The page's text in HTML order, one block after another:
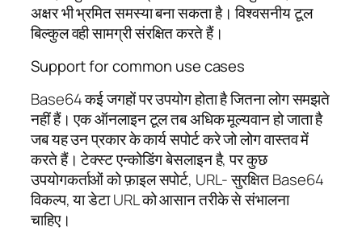
अक्षर भी भ्रमित समस्या बना सकता है। विश्वसनीय टूल
बिल्कुल वही सामग्री संरक्षित करते हैं।
Support for common use cases
Base64 कई जगहों पर उपयोग होता है जितना लोग समझते
नहीं हैं। एक ऑनलाइन टूल तब अधिक मूल्यवान हो जाता है
जब यह उन प्रकार के कार्य सपोर्ट करे जो लोग वास्तव में
करते हैं। टेक्स्ट एन्कोडिंग बेसलाइन है, पर कुछ
उपयोगकर्ताओं को फ़ाइल सपोर्ट, URL- सुरक्षित Base64
विकल्प, या डेटा URL को आसान तरीके से संभालना
चाहिए।